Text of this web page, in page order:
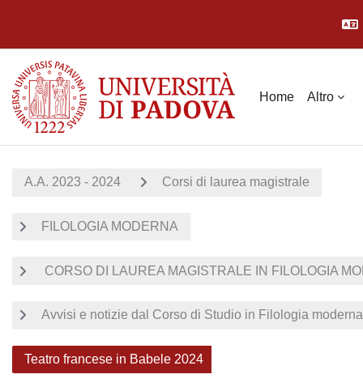
Home Altro
A.A. 2023 - 2024 Corsi di laurea magistrale
FILOLOGIA MODERNA
CORSO DI LAUREA MAGISTRALE IN FILOLOGIA
Avvisi e notizie dal Corso di Studio in Filologia moderna
Teatro francese in Babele 2024